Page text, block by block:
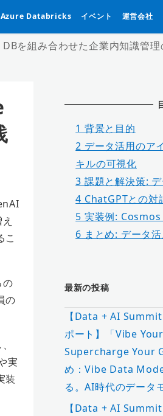
Azure Databricks イベント 運営会社
を組み合わせた企業内知識管理
こ
の
の
実
装
1 背景と目的
2 データ活用のア
キルの可視化
3 課題と解決策:
4 ChatGPTとの対
5 実装例:
6 まとめ: データ
最新の投稿
【Data + AI
ポート】「Vibe
Supercharge Your
め：Vibe Data
る。AI時代のデータ
【Data + AI